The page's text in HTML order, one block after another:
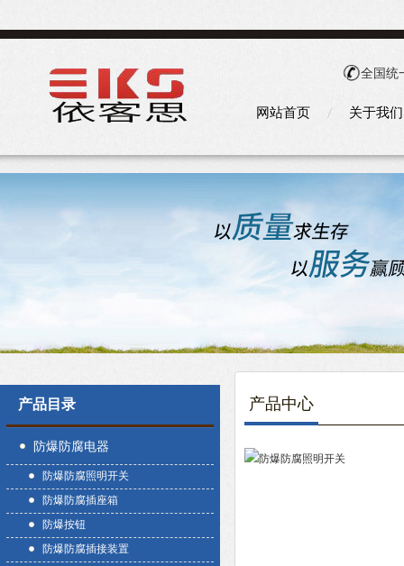
全国统
网站首页 关于我们
产品目录
防爆防腐电器
防爆防腐照明开关
防爆防腐插座箱
防爆按钮
防爆防腐插接装置
产品中心